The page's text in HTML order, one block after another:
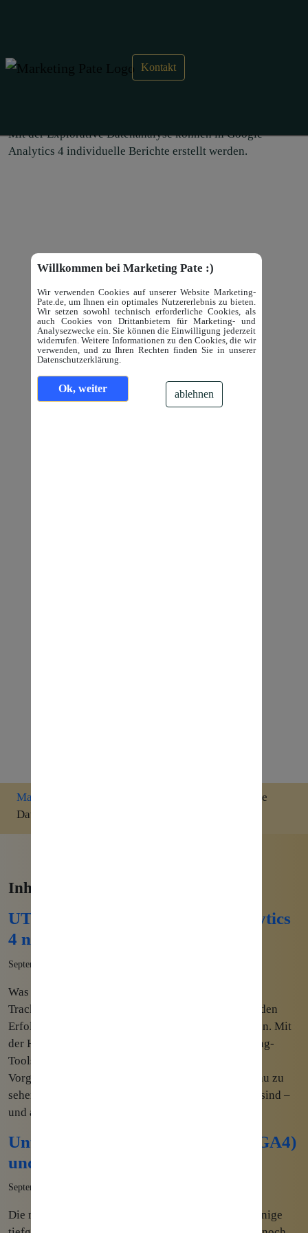
Willkommen bei Marketing Pate :)
Wir verwenden Cookies auf unserer Website Marketing-
Pate.de, um Ihnen ein optimales Nutzererlebnis zu bieten.
Wir setzen sowohl technisch erforderliche Cookies, als
auch Cookies von Drittanbietern für Marketing- und
Analysezwecke ein. Sie können die Einwilligung jederzeit
widerrufen. Weitere Informationen zu den Cookies, die wir
verwenden, und zu Ihren Rechten finden Sie in unserer
Datenschutzerklärung.
Ok, weiter ablehnen
Kontakt
Explorative Datenanalyse –
Mit der Explorative Datenanalyse können in Google
Analytics 4 individuelle Berichte erstellt werden.
Marketing
Explorative
Datenanalyse - Google Analytics
Inhalte zum Thema:
UTM-Parameter mit Google Analytics
4 nutzen
September 29th, 2022
Was sind UTM-Parameter? UTM-Parameter (Urchin
Tracking Module) sind Parameter in einer URL, um den
Erfolg von Marketing-Kampagnen messen zu können. Mit
der Hilfe solcher Parameter ist es möglich in Tracking-
Tools wie Google Analytics 4 und auch der
Vorgängerversion Universal Analytics möglich genau zu
sehen, aus welchen Kampagnen Erfolge entstanden sind –
und aus welchen eben […]
Unterschiede Google Analytics 4 (GA4)
und Universal Analytics
September 14th, 2022
Die neue Version von Googles Analysetool bringt einige